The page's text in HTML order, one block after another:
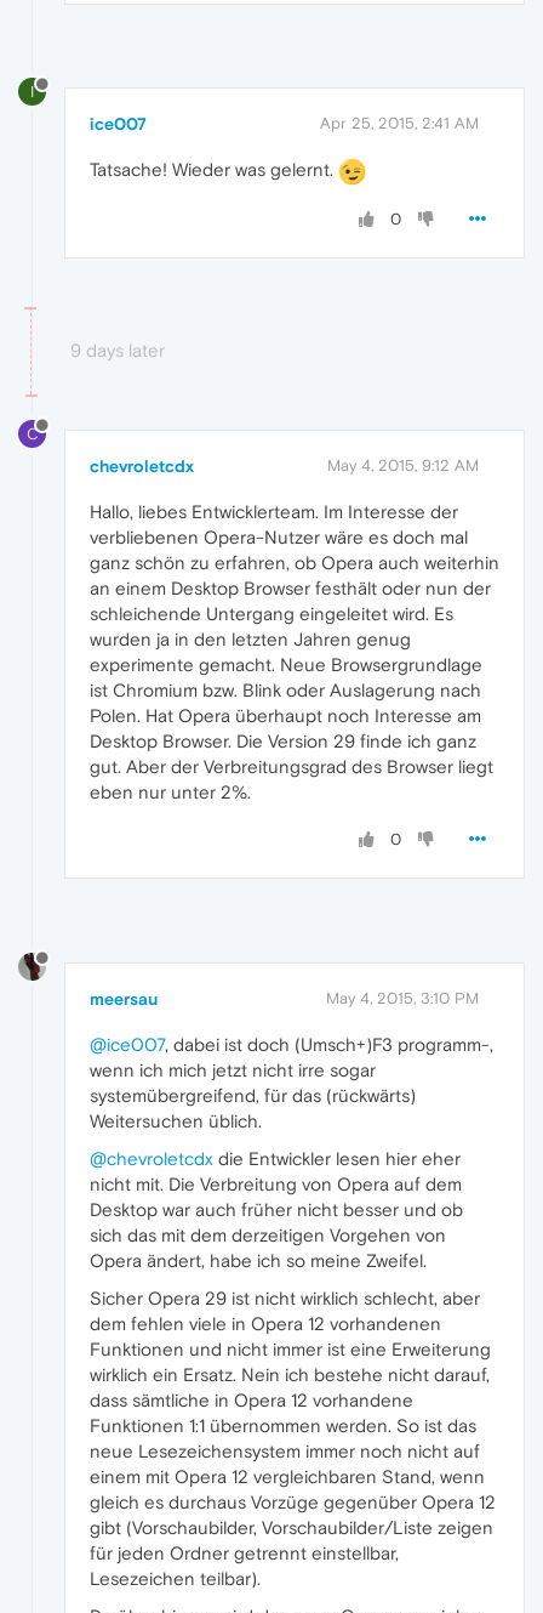
I
ice007 Apr 25, 2015, 2:41 AM
Tatsache! Wieder was gelernt.
0
9 days later
C
chevroletcdx May 4, 2015, 9:12 AM
Hallo, liebes Entwicklerteam. Im Interesse der
verbliebenen Opera-Nutzer wäre es doch mal
ganz schön zu erfahren, ob Opera auch weiterhin
an einem Desktop Browser festhält oder nun der
schleichende Untergang eingeleitet wird. Es
wurden ja in den letzten Jahren genug
experimente gemacht. Neue Browsergrundlage
ist Chromium bzw. Blink oder Auslagerung nach
Polen. Hat Opera überhaupt noch Interesse am
Desktop Browser. Die Version 29 finde ich ganz
gut. Aber der Verbreitungsgrad des Browser liegt
eben nur unter 2%.
0
meersau May 4, 2015, 3:10 PM
@ice007, dabei ist doch (Umsch+)F3 programm-,
wenn ich mich jetzt nicht irre sogar
systemübergreifend, für das (rückwärts)
Weitersuchen üblich.
@chevroletcdx die Entwickler lesen hier eher
nicht mit. Die Verbreitung von Opera auf dem
Desktop war auch früher nicht besser und ob
sich das mit dem derzeitigen Vorgehen von
Opera ändert, habe ich so meine Zweifel.
Sicher Opera 29 ist nicht wirklich schlecht, aber
dem fehlen viele in Opera 12 vorhandenen
Funktionen und nicht immer ist eine Erweiterung
wirklich ein Ersatz. Nein ich bestehe nicht darauf,
dass sämtliche in Opera 12 vorhandene
Funktionen 1:1 übernommen werden. So ist das
neue Lesezeichensystem immer noch nicht auf
einem mit Opera 12 vergleichbaren Stand, wenn
gleich es durchaus Vorzüge gegenüber Opera 12
gibt (Vorschaubilder, Vorschaubilder/Liste zeigen
für jeden Ordner getrennt einstellbar,
Lesezeichen teilbar).